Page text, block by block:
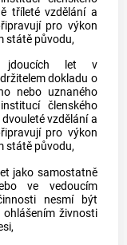
tříleté vzdělání a
pro výkon
státě původu,
let v
dokladu o
nebo uznaného
členského
vzdělání a
pro výkon
státě původu,
jako samostatně
ve vedoucím
nesmí být
živnosti